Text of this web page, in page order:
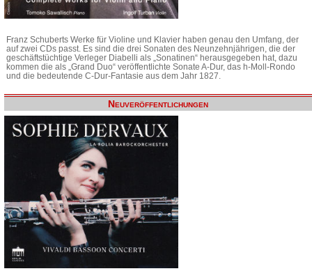
Franz Schuberts Werke für Violine und Klavier haben genau den Umfang, der
auf zwei CDs passt. Es sind die drei Sonaten des Neunzehnjährigen, die der
geschäftstüchtige Verleger Diabelli als „Sonatinen“ herausgegeben hat, dazu
kommen die als „Grand Duo“ veröffentlichte Sonate A-Dur, das h-Moll-Rondo
und die bedeutende C-Dur-Fantasie aus dem Jahr 1827.
Neuveröffentlichungen